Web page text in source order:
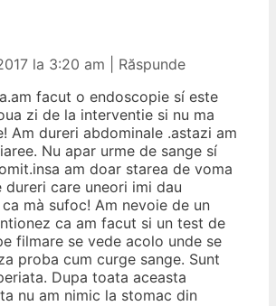
la 3:20 am
Răspunde
facut o endoscopie sí este
zi de la interventie si nu ma
Am dureri abdominale .astazi am
Nu apar urme de sange sí
am doar starea de voma
dureri care uneori imi dau
mà sufoc! Am nevoie de un
ca am facut si un test de
filmare se vede acolo unde se
proba cum curge sange. Sunt
Dupa toata aceasta
nu am nimic la stomac din